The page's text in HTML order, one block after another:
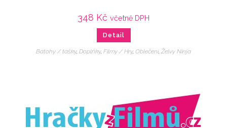
348 Kč včetně DPH
Detail
Batohy / tašky, Doplňky, Filmy / Hry, Oblečení, Želvy Ninja